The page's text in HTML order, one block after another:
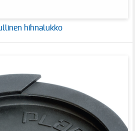
hihnalukko